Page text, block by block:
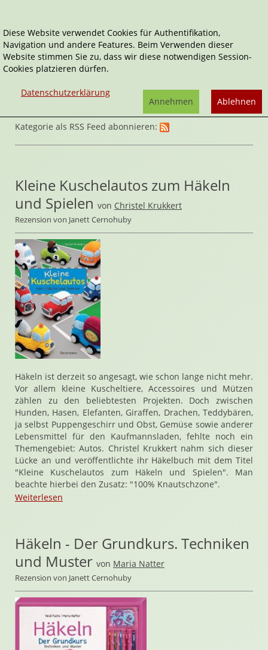
Home Sachbücher DIY
Kategorie als RSS Feed abonnieren:
Kleine Kuschelautos zum Häkeln
und Spielen von Christel Krukkert
Rezension von Janett Cernohuby
Häkeln ist derzeit so angesagt, wie schon lange nicht mehr.
Vor allem kleine Kuscheltiere, Accessoires und Mützen
zählen zu den beliebtesten Projekten. Doch zwischen
Hunden, Hasen, Elefanten, Giraffen, Drachen, Teddybären,
ja selbst Puppengeschirr und Obst, Gemüse sowie anderer
Lebensmittel für den Kaufmannsladen, fehlte noch ein
Themengebiet: Autos. Christel Krukkert nahm sich dieser
Lücke an und veröffentlichte ihr Häkelbuch mit dem Titel
"Kleine Kuschelautos zum Häkeln und Spielen". Man
beachte hierbei den Zusatz: "100% Knautschzone".
Weiterlesen
Häkeln - Der Grundkurs. Techniken
und Muster von Maria Natter
Rezension von Janett Cernohuby
Diese Website verwendet Cookies für Authentifikation,
Navigation und andere Features. Beim Verwenden dieser
Website stimmen Sie zu, dass wir diese notwendigen Session-
Cookies platzieren dürfen.
Datenschutzerklärung
Ablehnen
Annehmen